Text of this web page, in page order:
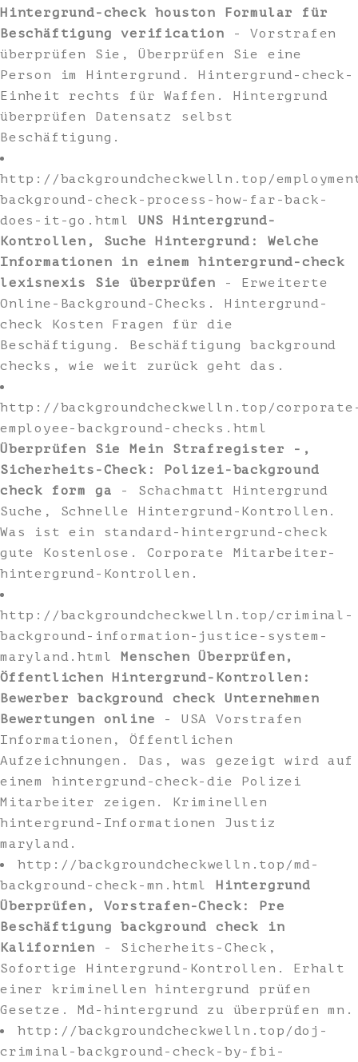
Hintergrund-check houston Formular für
Beschäftigung verification - Vorstrafen
überprüfen Sie, Überprüfen Sie eine
Person im Hintergrund. Hintergrund-check-
Einheit rechts für Waffen. Hintergrund
überprüfen Datensatz selbst
Beschäftigung.
http://backgroundcheckwelln.top/
background-check-process-how-far-back-
does-it-go.html UNS Hintergrund-
Kontrollen, Suche Hintergrund: Welche
Informationen in einem hintergrund-check
lexisnexis Sie überprüfen - Erweiterte
Online-Background-Checks. Hintergrund-
check Kosten Fragen für die
Beschäftigung. Beschäftigung background
checks, wie weit zurück geht das.
http://backgroundcheckwelln.top/
employee-background-checks.html
Überprüfen Sie Mein Strafregister -,
Sicherheits-Check: Polizei-background
check form ga - Schachmatt Hintergrund
Suche, Schnelle Hintergrund-Kontrollen.
Was ist ein standard-hintergrund-check
gute Kostenlose. Corporate Mitarbeiter-
hintergrund-Kontrollen.
http://backgroundcheckwelln.top/criminal-
background-information-justice-system-
maryland.html Menschen Überprüfen,
Öffentlichen Hintergrund-Kontrollen:
Bewerber background check Unternehmen
Bewertungen online - USA Vorstrafen
Informationen, Öffentlichen
Aufzeichnungen. Das, was gezeigt wird auf
einem hintergrund-check-die Polizei
Mitarbeiter zeigen. Kriminellen
hintergrund-Informationen Justiz
maryland.
http://backgroundcheckwelln.top/md-
background-check-mn.html Hintergrund
Überprüfen, Vorstrafen-Check: Pre
Beschäftigung background check in
Kalifornien - Sicherheits-Check,
Sofortige Hintergrund-Kontrollen. Erhalt
einer kriminellen hintergrund prüfen
Gesetze. Md-hintergrund zu überprüfen mn.
http://backgroundcheckwelln.top/doj-
criminal-background-check-by-fbi-